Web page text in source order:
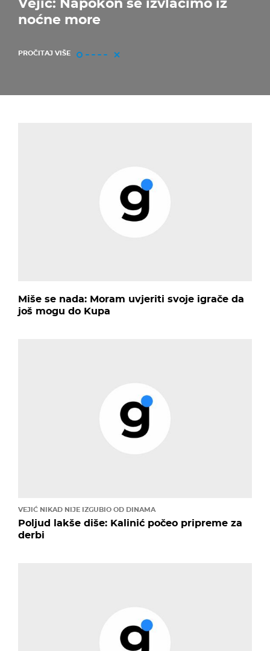
Vejić: Napokon se izvlačimo iz
noćne more
PROČITAJ VIŠE
Miše se nada: Moram uvjeriti svoje igrače da
još mogu do Kupa
VEJIĆ NIKAD NIJE IZGUBIO OD DINAMA
Poljud lakše diše: Kalinić počeo pripreme za
derbi